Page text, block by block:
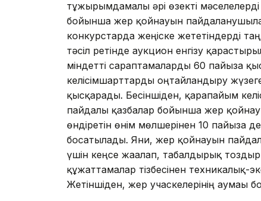
тұжырымдамалы әрі өзекті
бойынша жер қойнауын
конкурстарда жеңіске жететіндерді
тәсіл ретінде аукцион енгізу
міндетті сараптамаларды 60 пайызға
келісімшарттарды оңтайландыру
қысқарады. Бесіншіден, қарапайым
пайдалы қазбалар бойынша жер
өндіретін өнім мөлшерінен 10 пайызға
босатылады. Яғни, жер қойнауын
үшін кеңсе жағалап, табалдырық
құжаттамалар тізбесінен техникалық-
Жетіншіден, жер учаскелерінің аумағы